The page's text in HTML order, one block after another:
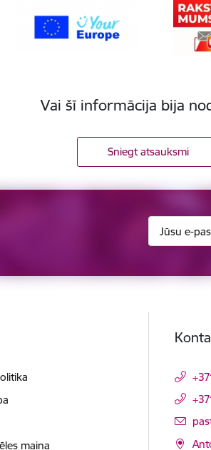
Vai šī informācija bija
Sniegt atsauksmi
maiņa
E-